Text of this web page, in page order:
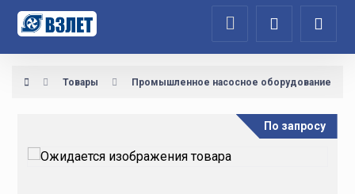
Товары Промышленное насосное оборудование
По запросу